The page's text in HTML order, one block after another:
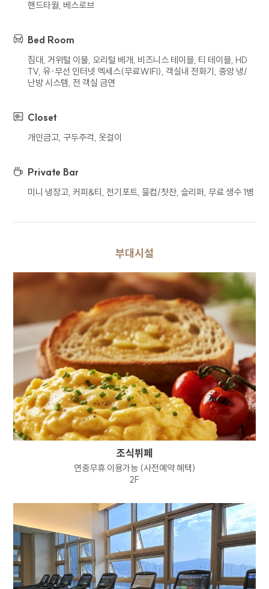
핸드타월, 베스로브
Bed Room
침대, 거위털 이불, 오리털 베개, 비즈니스 테이블, 티 테이블, HD
TV, 유∙무선 인터넷 엑세스(무료WIFI), 객실내 전화기, 중앙 냉/
난방 시스템, 전 객실 금연
Closet
개인금고, 구두주걱, 옷걸이
Private Bar
미니 냉장고, 커피&티, 전기포트, 물컵/찻잔, 슬리퍼, 무료 생수 1병
부대시설
조식뷔페
연중무휴 이용가능 (사전예약 혜택)
2F
않습니다.
회사는 이용자의 개인정보를 위탁하고 있지
않습니다. 다만 추후 서비스 향상을 위하여
달성되어 개인정보 처리가 불필요하다고
요청한 경우에는 지체 없이 해당 개인정보를
서류함으로 옮겨져 내부 방침 및 기타 관련
법령에 따라 지체없이 파기됩니다. 이때 내부
방침에 따라 별도DB 또는 문서로 옮겨진
개인정보는 법률에 의한 경우를 제외하고는
이용되지 않습니다.
이용자의 개인정보는 개인정보의 보유기간이
경과된 경우에는 보유기간의 종료일로부터 5일
이내에, 개인정보처리 목적달성, 해당 서비스의
폐지, 사업의 종료 등 그 개인정보가 불필요하게
되었을 때에는 개인정보 처리가 불필요한 것으로
인정되는 날로부터 5일 이내에 파기합니다.
전자적 파일 형태의 정보는 기록을 재생할 수
없는 기술적 방법을, 종이에 출력된 정보는
분쇄기로 분쇄하여 파기합니다.
행사방법에 관한 사항
정보주체는 회사에 대해 언제든지 아래 각 호의
권리를 행사할 수 있습니다.
개인정보 열람 요구권
개인정보 정정, 삭제 요구권
개인정보 처리정지 요구권